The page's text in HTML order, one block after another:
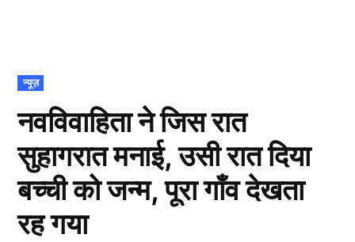
POSTED
IN
न्यूज़
नवविवाहिता ने जिस रात
सुहागरात मनाई, उसी रात दिया
बच्ची को जन्म, पूरा गाँव देखता
रह गया